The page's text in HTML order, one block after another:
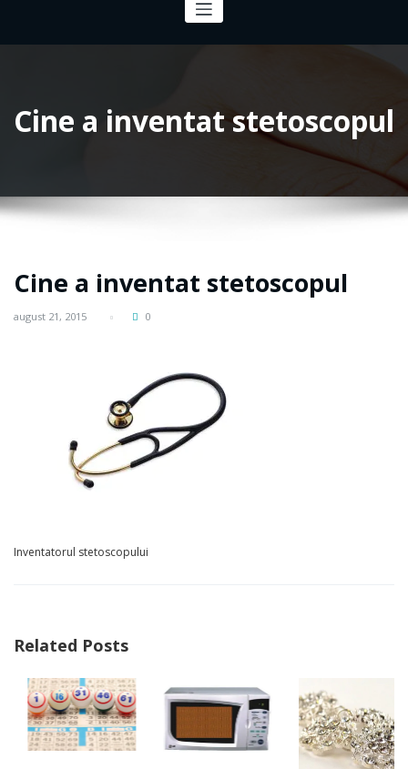
Cine a inventat stetoscopul
Cine a inventat stetoscopul
august 21, 2015 0
Inventatorul stetoscopului
Related Posts